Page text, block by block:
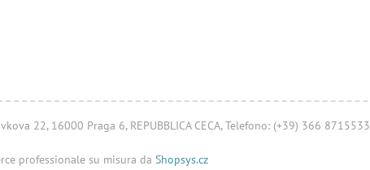
22, 16000 Praga 6, REPUBBLICA CECA, Telefono: (+39) 366 8715533
professionale su misura da Shopsys.cz